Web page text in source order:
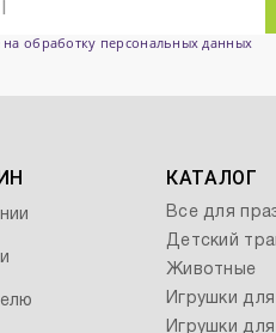
обработку персональных данных
КАТАЛОГ
Все для
Детский
Животные
Игрушки
Игрушки